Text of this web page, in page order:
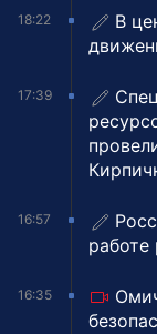
18:22
В
17:39
16:57
работе
16:35